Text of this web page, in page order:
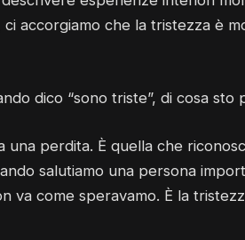
accorgiamo che la tristezza è
dico “sono triste”, di cosa sto
una perdita. È quella che
salutiamo una persona
va come speravamo. È la